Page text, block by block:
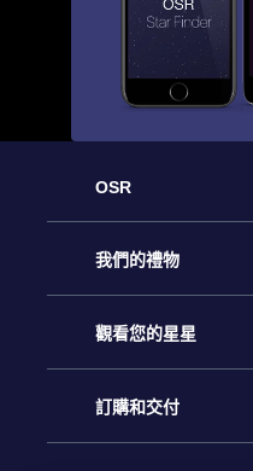
OSR
客戶服務
聯繫我們
博客
我們的禮物
Online Star禮物
OSR禮物包
觀看您的星星
星星注册
訂購和交付